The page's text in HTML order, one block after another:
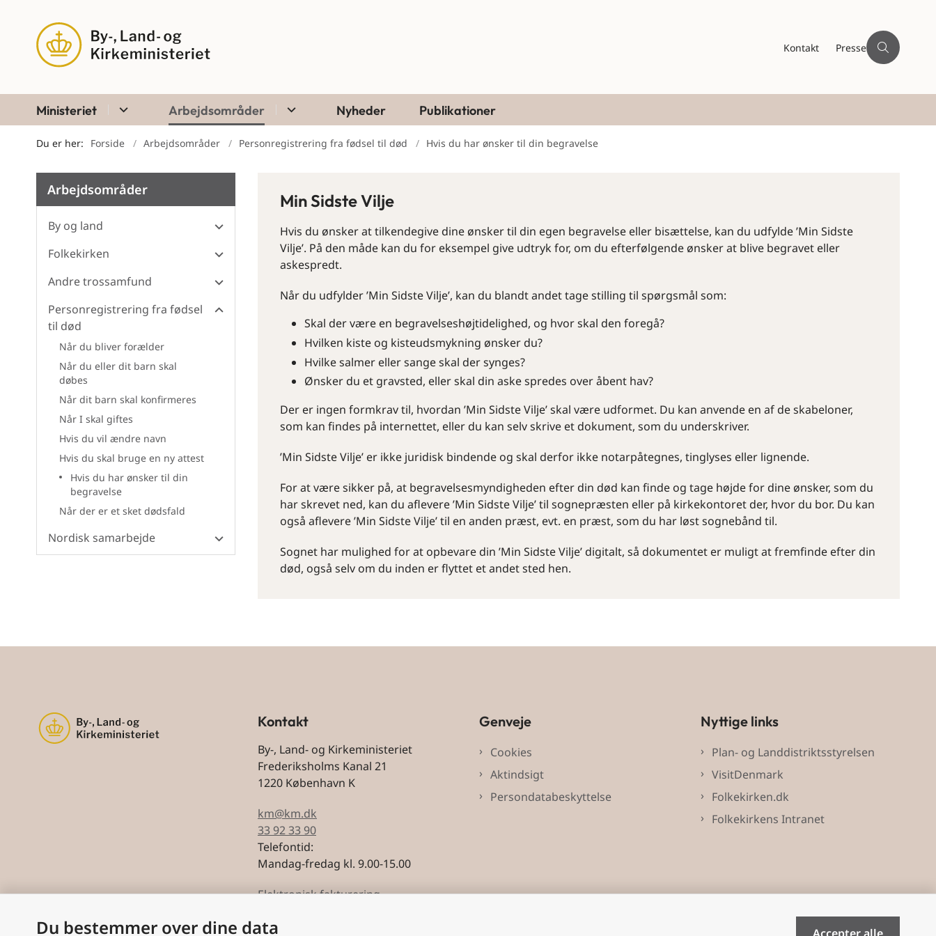
Kontakt Presse
Ministeriet Arbejdsområder Nyheder Publikationer
Du er her: Forside Arbejdsområder Personregistrering fra fødsel til død Hvis du har ønsker til din begravelse
Arbejdsområder
By og land
Folkekirken
Andre trossamfund
Personregistrering fra fødsel
til død
Når du bliver forælder
Når du eller dit barn skal
døbes
Når dit barn skal konfirmeres
Når I skal giftes
Hvis du vil ændre navn
Hvis du skal bruge en ny attest
Hvis du har ønsker til din
begravelse
Når der er et sket dødsfald
Nordisk samarbejde
Min Sidste Vilje
Hvis du ønsker at tilkendegive dine ønsker til din egen begravelse eller bisættelse, kan du udfylde ’Min Sidste
Vilje’. På den måde kan du for eksempel give udtryk for, om du efterfølgende ønsker at blive begravet eller
askespredt.
Når du udfylder ’Min Sidste Vilje’, kan du blandt andet tage stilling til spørgsmål som:
Skal der være en begravelseshøjtidelighed, og hvor skal den foregå?
Hvilken kiste og kisteudsmykning ønsker du?
Hvilke salmer eller sange skal der synges?
Ønsker du et gravsted, eller skal din aske spredes over åbent hav?
Der er ingen formkrav til, hvordan ’Min Sidste Vilje’ skal være udformet. Du kan anvende en af de skabeloner,
som kan findes på internettet, eller du kan selv skrive et dokument, som du underskriver.
’Min Sidste Vilje’ er ikke juridisk bindende og skal derfor ikke notarpåtegnes, tinglyses eller lignende.
For at være sikker på, at begravelsesmyndigheden efter din død kan finde og tage højde for dine ønsker, som du
har skrevet ned, kan du aflevere ’Min Sidste Vilje’ til sognepræsten eller på kirkekontoret der, hvor du bor. Du kan
også aflevere ’Min Sidste Vilje’ til en anden præst, evt. en præst, som du har løst sognebånd til.
Sognet har mulighed for at opbevare din ’Min Sidste Vilje’ digitalt, så dokumentet er muligt at fremfinde efter din
død, også selv om du inden er flyttet et andet sted hen.
Kontakt
By-, Land- og Kirkeministeriet
Frederiksholms Kanal 21
1220 København K
km@km.dk
33 92 33 90
Telefontid:
Mandag-fredag kl. 9.00-15.00
Elektronisk fakturering
CVR: 59743228
Genveje
Cookies
Aktindsigt
Persondatabeskyttelse
Nyttige links
Plan- og Landdistriktsstyrelsen
VisitDenmark
Folkekirken.dk
Folkekirkens Intranet
Du bestemmer over dine data